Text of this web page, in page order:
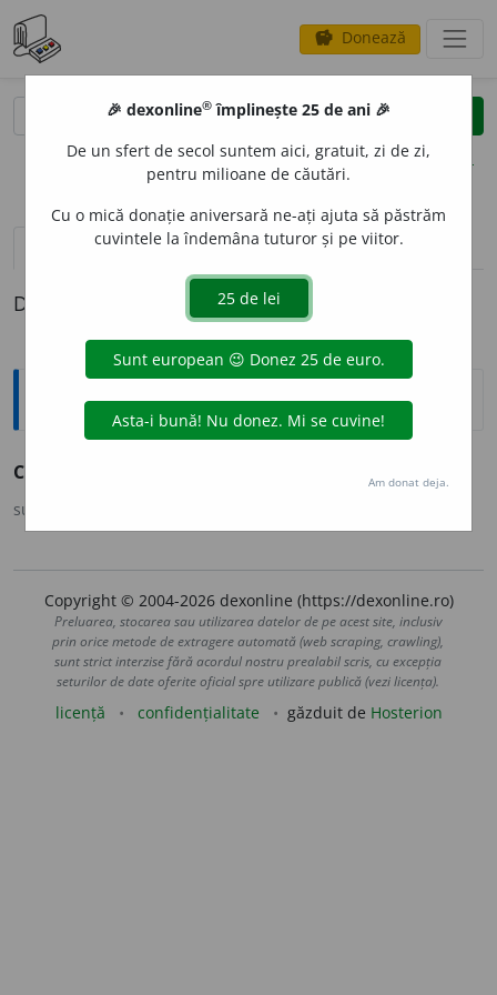
savings Donează
clear
opțiuni
definiții (1) pronunțievolume_up (50)
Definiția cu ID-ul 906413:
Explicative DEX
CH
sursa:
Copyright © 2004-2026 dexonline (https://dexonline.ro)
Preluarea, stocarea sau utilizarea datelor de pe acest site, inclusiv
prin orice metode de extragere automată (web scraping, crawling),
sunt strict interzise fără acordul nostru prealabil scris, cu excepția
seturilor de date oferite oficial spre utilizare publică (vezi licența).
licență confidențialitate găzduit de Hosterion
🎉 dexonline® împlinește 25 de ani 🎉
De un sfert de secol suntem aici, gratuit, zi de zi,
pentru milioane de căutări.
Cu o mică donație aniversară ne-ați ajuta să păstrăm
cuvintele la îndemâna tuturor și pe viitor.
Am donat deja.